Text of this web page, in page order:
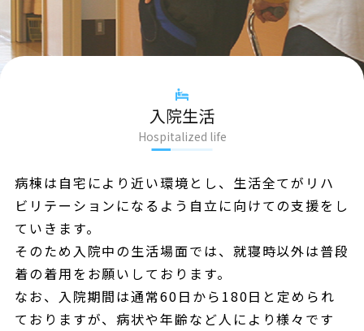
入院生活
Hospitalized life
病棟は自宅により近い環境とし、 生活全てがリハ
ビリテーションになるよう自立に向けての支援をし
ていきます。
そのため入院中の生活場面では、就寝時以外は普段
着の着用をお願いしております。
なお、入院期間は通常60日から180日と定められ
ておりますが、病状や年齢など人により様々です